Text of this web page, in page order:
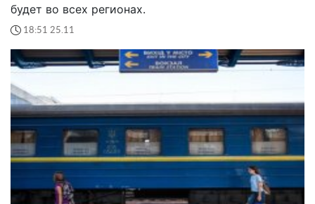
будет во всех регионах.
18:51 25.11